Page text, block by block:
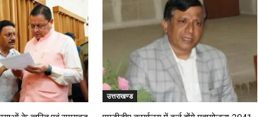
उत्तराखण्ड